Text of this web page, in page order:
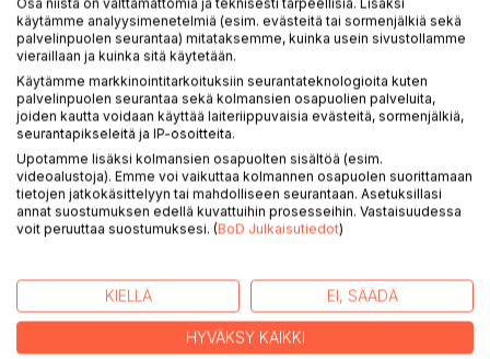
tehtäväkseen toimia kirjailija Lis Bellon assistenttina ja
samalla harjoitella ihmisten suojelua sekä opiskella ihmisten
Rouva Bello on määrätietoinen työnantaja, mutta hänellä
tuntuu olevan Luvian suhteen jotain muutakin mielessään.
Luvia ei tiedä, miksi hänen sydämensä käy ylikierroksilla ja
puna pyrkii poskille rouva Bellon seurassa yhä useammin.
Serafienhan ei pitäisi kokea samanlaisia tunteita kuin
ihmisten.
Samaan aikaan Luvian paras ystävä alkaa tapailla
epäilyttävää miestä. Luvia joutuu kyseenalaistamaan kaiken
ihmisistä ja serafeista oppimansa ja miettimään uudestaan,
mikä on oikein ja mikä väärin.
Osa niistä on välttämättömiä ja teknisesti tarpeellisia. Lisäksi
käytämme analyysimenetelmiä (esim. evästeitä tai sormenjälkiä sekä
palvelinpuolen seurantaa) mitataksemme, kuinka usein sivustollamme
vieraillaan ja kuinka sitä käytetään.
Käytämme markkinointitarkoituksiin seurantateknologioita kuten
palvelinpuolen seurantaa sekä kolmansien osapuolien palveluita,
joiden kautta voidaan käyttää laiteriippuvaisia evästeitä, sormenjälkiä,
seurantapikseleitä ja IP-osoitteita.
Upotamme lisäksi kolmansien osapuolten sisältöä (esim.
videoalustoja). Emme voi vaikuttaa kolmannen osapuolen suorittamaan
tietojen jatkokäsittelyyn tai mahdolliseen seurantaan. Asetuksillasi
annat suostumuksen edellä kuvattuihin prosesseihin. Vastaisuudessa
voit peruuttaa suostumuksesi. (BoD Julkaisutiedot)
KIELLÄ EI, SÄÄDÄ
HYVÄKSY KAIKKI